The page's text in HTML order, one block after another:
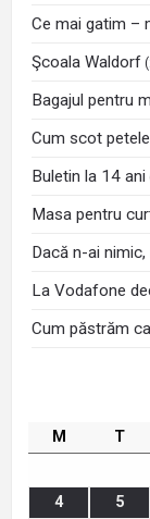
Ce mai gatim –
Şcoala Waldorf
Bagajul pentru
Cum scot
Buletin la 14 ani
Masa pentru
Dacă n-ai
La Vodafone
Cum păstrăm
M T
4
5